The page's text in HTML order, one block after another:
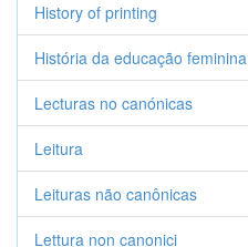
History of printing
História da educação feminina
Lecturas no canónicas
Leitura
Leituras não canônicas
Lettura non canonici